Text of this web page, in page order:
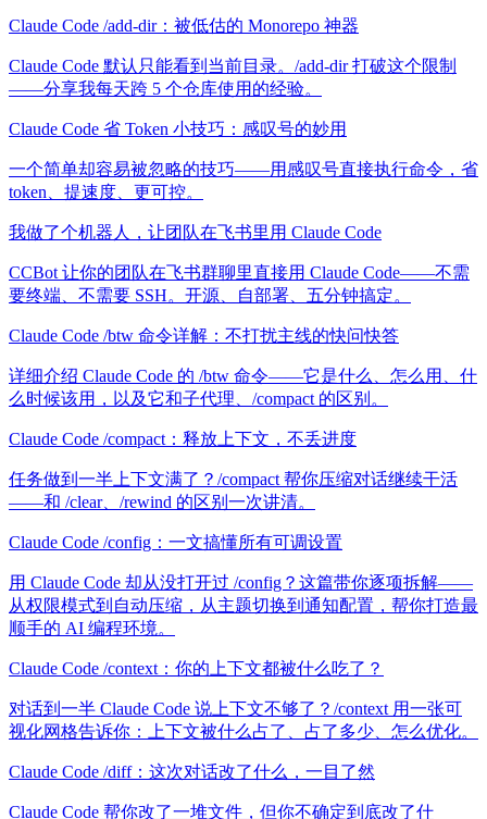
Claude Code /add-dir：被低估的 Monorepo 神器
Claude Code 默认只能看到当前目录。/add-dir 打破这个限制
——分享我每天跨 5 个仓库使用的经验。
Claude Code 省 Token 小技巧：感叹号的妙用
一个简单却容易被忽略的技巧——用感叹号直接执行命令，省
token、提速度、更可控。
我做了个机器人，让团队在飞书里用 Claude Code
CCBot 让你的团队在飞书群聊里直接用 Claude Code——不需
要终端、不需要 SSH。开源、自部署、五分钟搞定。
Claude Code /btw 命令详解：不打扰主线的快问快答
详细介绍 Claude Code 的 /btw 命令——它是什么、怎么用、什
么时候该用，以及它和子代理、/compact 的区别。
Claude Code /compact：释放上下文，不丢进度
任务做到一半上下文满了？/compact 帮你压缩对话继续干活
——和 /clear、/rewind 的区别一次讲清。
Claude Code /config：一文搞懂所有可调设置
用 Claude Code 却从没打开过 /config？这篇带你逐项拆解——
从权限模式到自动压缩，从主题切换到通知配置，帮你打造最
顺手的 AI 编程环境。
Claude Code /context：你的上下文都被什么吃了？
对话到一半 Claude Code 说上下文不够了？/context 用一张可
视化网格告诉你：上下文被什么占了、占了多少、怎么优化。
Claude Code /diff：这次对话改了什么，一目了然
Claude Code 帮你改了一堆文件，但你不确定到底改了什